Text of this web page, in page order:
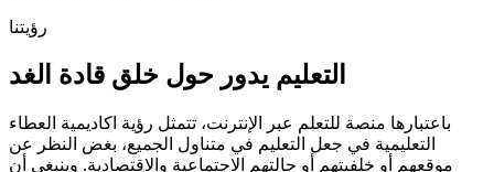
رؤيتنا
التعليم يدور حول خلق قادة الغد
باعتبارها منصة للتعلم عبر الإنترنت، تتمثل رؤية اكاديمية العطاء
التعليمية في جعل التعليم في متناول الجميع، بغض النظر عن
موقعهم أو خلفيتهم أو حالتهم الاجتماعية والاقتصادية. وينبغي أن